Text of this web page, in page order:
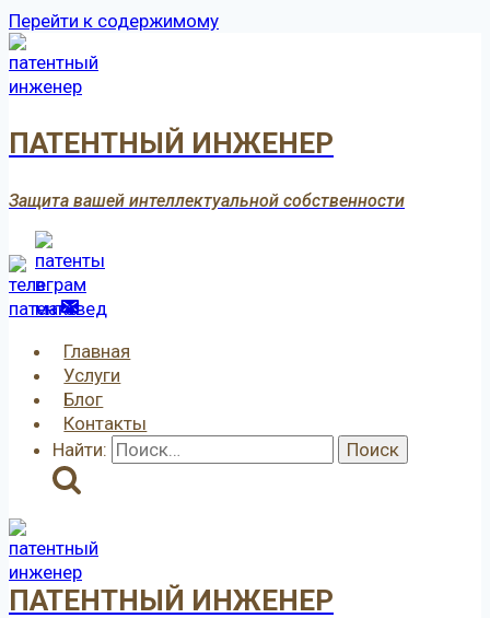
Перейти к содержимому
ПАТЕНТНЫЙ ИНЖЕНЕР
Защита вашей интеллектуальной собственности
Главная
Услуги
Блог
Контакты
Найти:
ПАТЕНТНЫЙ ИНЖЕНЕР